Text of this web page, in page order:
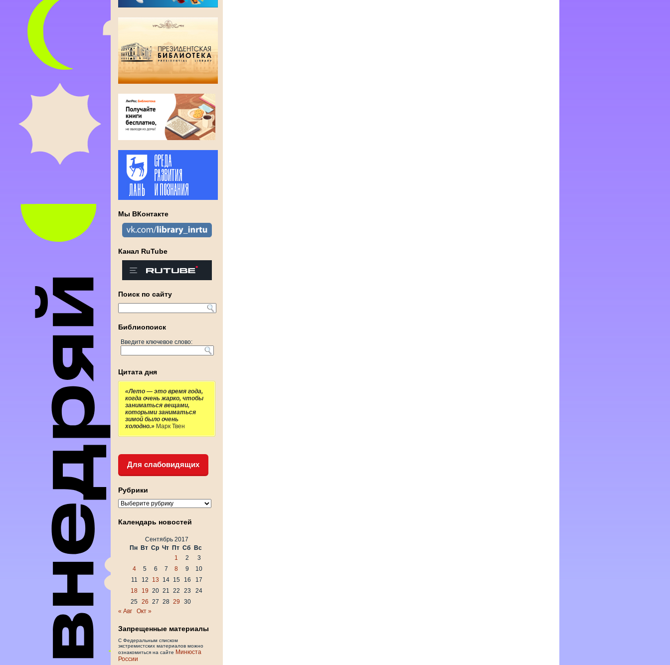
Мы ВКонтакте
Канал RuTube
Поиск по сайту
Библиопоиск
Введите ключевое слово:
Цитата дня
«Лето — это время года,
когда очень жарко, чтобы
заниматься вещами,
которыми заниматься
зимой было очень
холодно.» Марк Твен
Для слабовидящих
Рубрики
Рубрики
Календарь новостей
Сентябрь 2017
Пн Вт Ср Чт Пт Сб
Вс
1
2
3
4
5 6 7 8 9
10
11
12 13 14 15 16
17
18
19 20 21 22 23
24
25 26 27 28 29
30
« Авг
Окт »
Запрещенные материалы
С Федеральным списком
экстремистских материалов можно
ознакомиться на сайте Минюста
России